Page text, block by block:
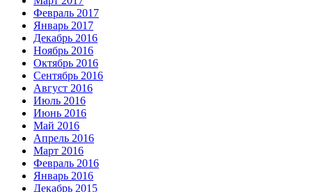
Февраль 2017
Январь 2017
Декабрь 2016
Ноябрь 2016
Октябрь 2016
Сентябрь 2016
Август 2016
Июль 2016
Июнь 2016
Май 2016
Апрель 2016
Март 2016
Февраль 2016
Январь 2016
Декабрь 2015